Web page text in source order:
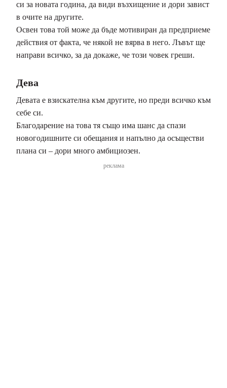
си за новата година, да види възхищение и дори завист
в очите на другите.
Освен това той може да бъде мотивиран да предприеме
действия от факта, че някой не вярва в него. Лъвът ще
направи всичко, за да докаже, че този човек греши.
Дева
Девата е взискателна към другите, но преди всичко към
себе си.
Благодарение на това тя също има шанс да спази
новогодишните си обещания и напълно да осъществи
плана си – дори много амбициозен.
реклама